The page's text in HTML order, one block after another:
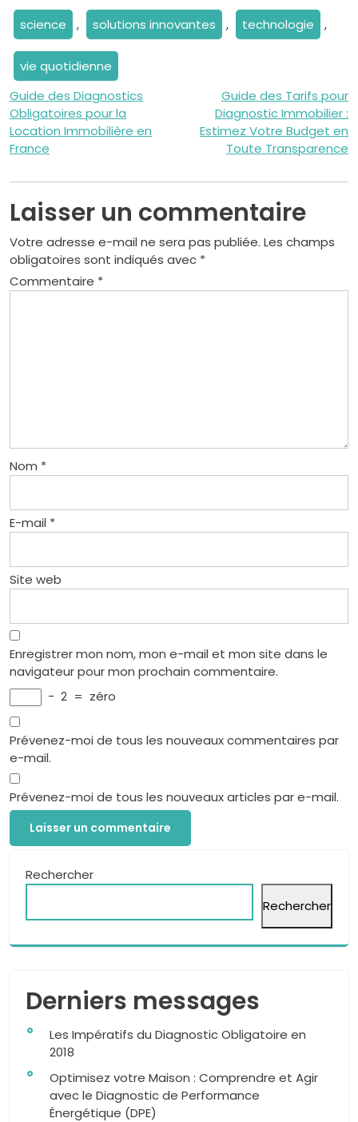
science , solutions innovantes , technologie ,
vie quotidienne
Navigation
de
l’article
Guide des Diagnostics
Obligatoires pour la
Location Immobilière en
France
Guide des Tarifs pour
Diagnostic Immobilier :
Estimez Votre Budget en
Toute Transparence
Laisser un commentaire
Votre adresse e-mail ne sera pas publiée. Les champs
obligatoires sont indiqués avec *
Commentaire *
Nom *
E-mail *
Site web
Enregistrer mon nom, mon e-mail et mon site dans le
navigateur pour mon prochain commentaire.
− 2 = zéro
Prévenez-moi de tous les nouveaux commentaires par
e-mail.
Prévenez-moi de tous les nouveaux articles par e-mail.
Rechercher
Rechercher
Derniers messages
Les Impératifs du Diagnostic Obligatoire en
2018
Optimisez votre Maison : Comprendre et Agir
avec le Diagnostic de Performance
Énergétique (DPE)